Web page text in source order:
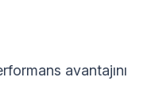
avantajını